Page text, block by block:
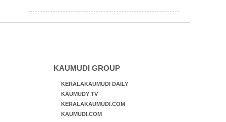
KAUMUDI GROUP
KERALAKAUMUDI DAILY
KAUMUDY TV
KERALAKAUMUDI.COM
KAUMUDI.COM